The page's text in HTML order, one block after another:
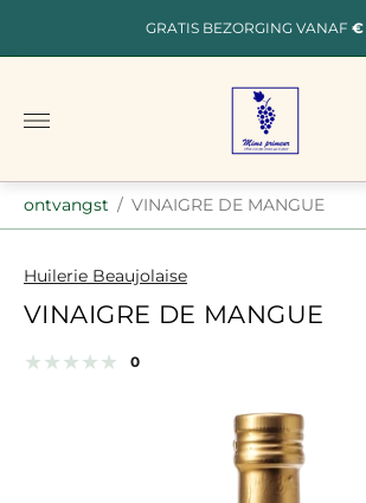
GRATIS BEZORGING VANAF €
Winkellogo"
ontvangst / VINAIGRE DE MANGUE
Huilerie Beaujolaise
VINAIGRE DE MANGUE
Productrecensies:
0totaal